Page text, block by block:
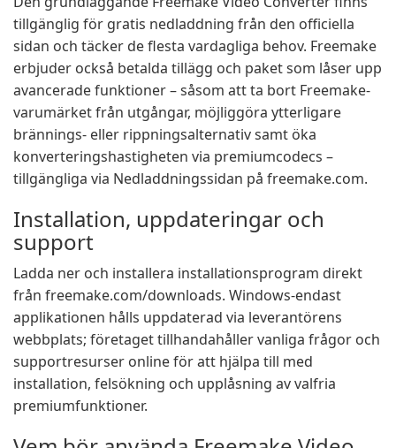
tillgänglig för gratis nedladdning från den officiella
sidan och täcker de flesta vardagliga behov. Freemake
erbjuder också betalda tillägg och paket som låser upp
avancerade funktioner – såsom att ta bort Freemake-
varumärket från utgångar, möjliggöra ytterligare
brännings- eller rippningsalternativ samt öka
konverteringshastigheten via premiumcodecs –
tillgängliga via Nedladdningssidan på freemake.com.
Installation, uppdateringar och
support
Ladda ner och installera installationsprogram direkt
från freemake.com/downloads. Windows-endast
applikationen hålls uppdaterad via leverantörens
webbplats; företaget tillhandahåller vanliga frågor och
supportresurser online för att hjälpa till med
installation, felsökning och upplåsning av valfria
premiumfunktioner.